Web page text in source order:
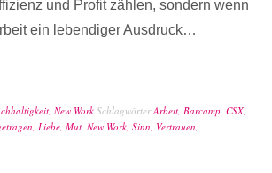
und Profit zählen, sondern wenn
ein lebendiger Ausdruck…
, New Work SchlagwörterArbeit, Barcamp, CSX,
, Liebe, Mut, New Work, Sinn, Vertrauen,